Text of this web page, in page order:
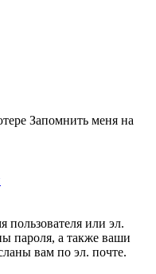
Запомнить меня на
пользователя или эл.
пароля, а также ваши
вам по эл. почте.